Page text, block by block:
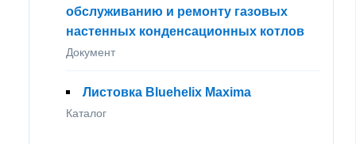
обслуживанию и ремонту газовых
настенных конденсационных котлов
Документ
Листовка Bluehelix Maxima
Каталог